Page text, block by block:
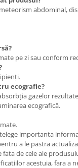
abdominal,
pe zi sau conform
ecografie?
gazelor
ecografică.
importanta
a le pastra
de cele ale
acestuia, fara a